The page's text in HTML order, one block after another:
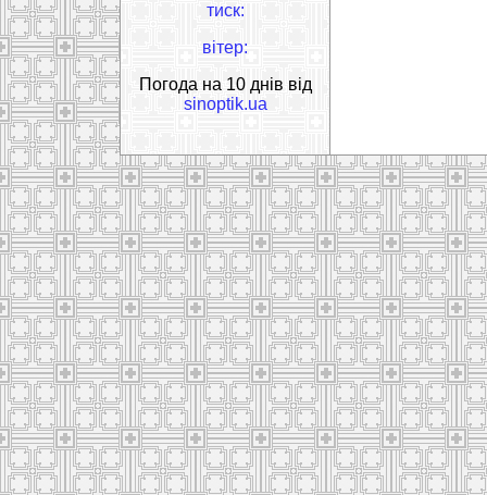
тиск:
вітер:
Погода на 10 днів від
sinoptik.ua